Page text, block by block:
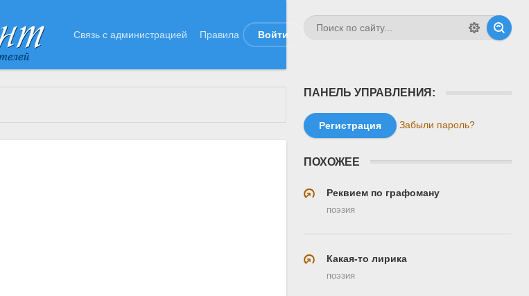
Связь с администрацией Правила Войти
ПАНЕЛЬ УПРАВЛЕНИЯ:
Регистрация Забыли пароль?
ПОХОЖЕЕ
Реквием по графоману
поэзия
Какая-то лирика
поэзия